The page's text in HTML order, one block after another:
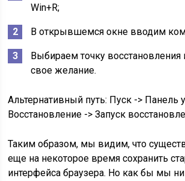
Win+R;
В открывшемся окне вводим
Выбираем точку
свое желание.
Альтернативный путь: Пуск -> Панель
Восстановление -> Запуск
Таким образом, мы видим, что
еще на некоторое время сохранить
интерфейса браузера. Но как бы мы ни